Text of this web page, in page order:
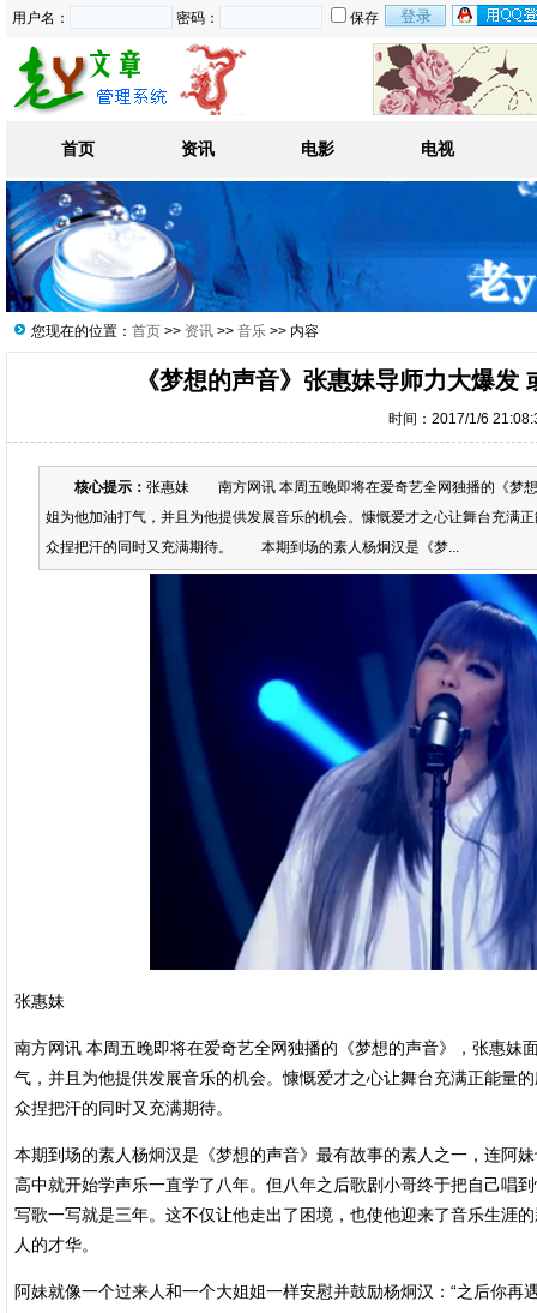
用户名： 密码： 保存
首页 资讯 电影 电视
您现在的位置： 首页 >> 资讯 >> 音乐 >> 内容
《梦想的声音》张惠妹导师力大爆
时间：2017/1/6
核心提示： 张惠妹 南方网讯 本周五晚即将在爱奇艺全网独播的《梦想
姐为他加油打气，并且为他提供发展音乐的机会。慷慨爱才之心让舞台充满
众捏把汗的同时又充满期待。 本期到场的素人杨炯汉是《梦...
张惠妹
南方网讯 本周五晚即将在爱奇艺全网独播的《梦想的声音》，张惠妹
气，并且为他提供发展音乐的机会。慷慨爱才之心让舞台充满正能量
众捏把汗的同时又充满期待。
本期到场的素人杨炯汉是《梦想的声音》最有故事的素人之一，连阿
高中就开始学声乐一直学了八年。但八年之后歌剧小哥终于把自己唱
写歌一写就是三年。这不仅让他走出了困境，也使他迎来了音乐生涯
人的才华。
阿妹就像一个过来人和一个大姐姐一样安慰并鼓励杨炯汉：“之后你